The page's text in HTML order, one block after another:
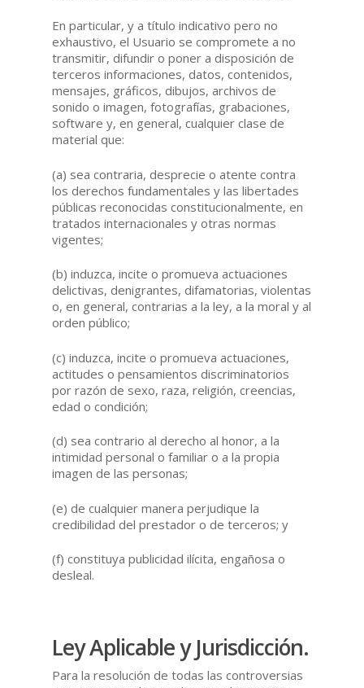
En particular, y a título indicativo pero no
exhaustivo, el Usuario se compromete a no
transmitir, difundir o poner a disposición de
terceros informaciones, datos, contenidos,
mensajes, gráficos, dibujos, archivos de
sonido o imagen, fotografías, grabaciones,
software y, en general, cualquier clase de
material que:
(a) sea contraria, desprecie o atente contra
los derechos fundamentales y las libertades
públicas reconocidas constitucionalmente, en
tratados internacionales y otras normas
vigentes;
(b) induzca, incite o promueva actuaciones
delictivas, denigrantes, difamatorias, violentas
o, en general, contrarias a la ley, a la moral y al
orden público;
(c) induzca, incite o promueva actuaciones,
actitudes o pensamientos discriminatorios
por razón de sexo, raza, religión, creencias,
edad o condición;
(d) sea contrario al derecho al honor, a la
intimidad personal o familiar o a la propia
imagen de las personas;
(e) de cualquier manera perjudique la
credibilidad del prestador o de terceros; y
(f) constituya publicidad ilícita, engañosa o
desleal.
Ley Aplicable y Jurisdicción.
Para la resolución de todas las controversias